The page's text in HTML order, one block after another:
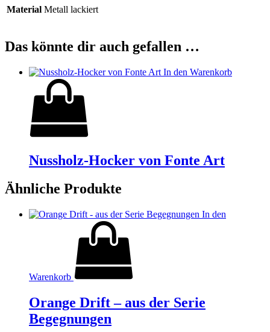
Material Metall lackiert
Das könnte dir auch gefallen …
In den Warenkorb
Nussholz-Hocker von Fonte Art
Ähnliche Produkte
In den
Warenkorb
Orange Drift – aus der Serie
Begegnungen